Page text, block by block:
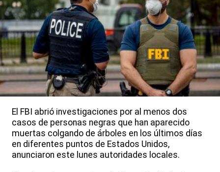
El FBI abrió investigaciones por al menos dos
casos de personas negras que han aparecido
muertas colgando de árboles en los últimos días
en diferentes puntos de Estados Unidos,
anunciaron este lunes autoridades locales.